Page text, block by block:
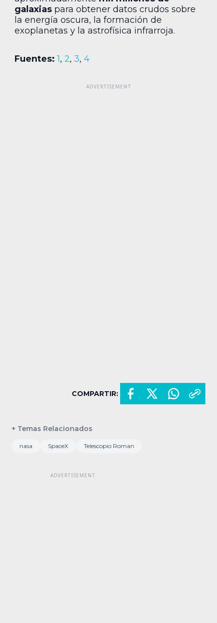
galaxias para obtener datos crudos sobre
la energía oscura, la formación de
exoplanetas y la astrofísica infrarroja.
Fuentes: 1, 2, 3, 4
COMPARTIR:
+ Temas Relacionados
nasa SpaceX Telescopio Roman